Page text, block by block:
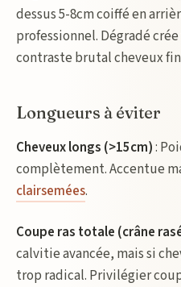
dessus 5-8cm coiffé en
professionnel. Dégradé
contraste brutal cheveux
Longueurs à éviter
Cheveux longs (>15cm):
complètement. Accentue
clairsemées.
Coupe ras totale (crâne
calvitie avancée, mais si
trop radical. Privilégier